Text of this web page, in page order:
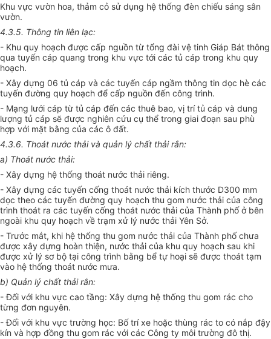
Khu vực vườn hoa, thảm cỏ sử dụng hệ thống đèn chiếu sáng sân
vườn.
4.3.5. Thông tin liên lạc:
- Khu quy hoạch được cấp nguồn từ tổng đài vệ tinh Giáp Bát thông
qua tuyến cáp quang trong khu vực tới các tủ cáp trong khu quy
hoạch.
- Xây dựng 06 tủ cáp và các tuyến cáp ngầm thông tin dọc hè các
tuyến đường quy hoạch để cấp nguồn đến công trình.
- Mạng lưới cáp từ tủ cáp đến các thuê bao, vị trí tủ cáp và dung
lượng tủ cáp sẽ được nghiên cứu cụ thể trong giai đoạn sau phù
hợp với mặt bằng của các ô đất.
4.3.6. Thoát nước thải và quản lý chất thải rắn:
a) Thoát nước thải:
- Xây dựng hệ thống thoát nước thải riêng.
- Xây dựng các tuyến cống thoát nước thải kích thước D300 mm
dọc theo các tuyến đường quy hoạch thu gom nước thải của công
trình thoát ra các tuyến cống thoát nước thải của Thành phố ở bên
ngoài khu quy hoạch về trạm xử lý nước thải Yên Sở.
- Trước mắt, khi hệ thống thu gom nước thải của Thành phố chưa
được xây dựng hoàn thiện, nước thải của khu quy hoạch sau khi
được xử lý sơ bộ tại công trình bằng bể tự hoại sẽ được thoát tạm
vào hệ thống thoát nước mưa.
b) Quản lý chất thải rắn:
- Đối với khu vực cao tầng: Xây dựng hệ thống thu gom rác cho
từng đơn nguyên.
- Đối với khu vực trường học: Bố trí xe hoặc thùng rác to có nắp đậy
kín và hợp đồng thu gom rác với các Công ty môi trường đô thị.